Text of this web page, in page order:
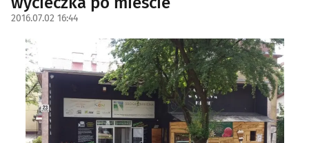
2016.07.02 16:44